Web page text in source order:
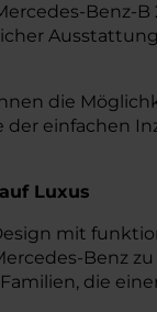
die
einfachen
Luxus
mit
Benz
die